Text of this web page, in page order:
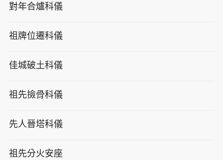
對年合爐科儀
祖牌位遷科儀
佳城破土科儀
祖先撿骨科儀
先人晉塔科儀
祖先分火安座